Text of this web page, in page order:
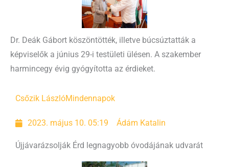
Dr. Deák Gábort köszöntötték, illetve búcsúztatták a
képviselők a június 29-i testületi ülésen. A szakember
harmincegy évig gyógyította az érdieket.
Csőzik LászlóMindennapok
2023. május 10. 05:19 Ádám Katalin
Újjávarázsolják Érd legnagyobb óvodájának udvarát